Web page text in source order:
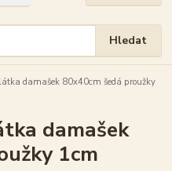
Hledat
damašek 80x40cm šedá proužky
damašek
1cm